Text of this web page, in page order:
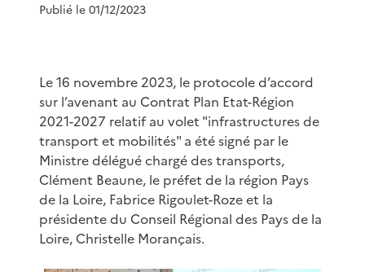
Publié le 01/12/2023
Le 16 novembre 2023, le protocole d’accord
sur l’avenant au Contrat Plan Etat-Région
2021-2027 relatif au volet "infrastructures de
transport et mobilités" a été signé par le
Ministre délégué chargé des transports,
Clément Beaune, le préfet de la région Pays
de la Loire, Fabrice Rigoulet-Roze et la
présidente du Conseil Régional des Pays de la
Loire, Christelle Morançais.